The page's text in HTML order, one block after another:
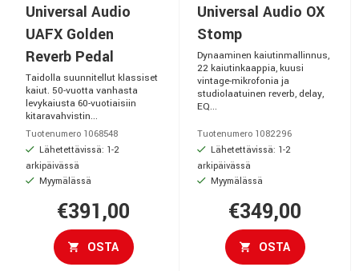
Universal Audio
UAFX Golden
Reverb Pedal
Taidolla suunnitellut klassiset
kaiut. 50-vuotta vanhasta
levykaiusta 60-vuotiaisiin
kitaravahvistin...
Tuotenumero 1068548
Lähetettävissä: 1-2
arkipäivässä
Myymälässä
€391,00
OSTA
Universal Audio OX
Stomp
Dynaaminen kaiutinmallinnus,
22 kaiutinkaappia, kuusi
vintage-mikrofonia ja
studiolaatuinen reverb, delay,
EQ...
Tuotenumero 1082296
Lähetettävissä: 1-2
arkipäivässä
Myymälässä
€349,00
OSTA